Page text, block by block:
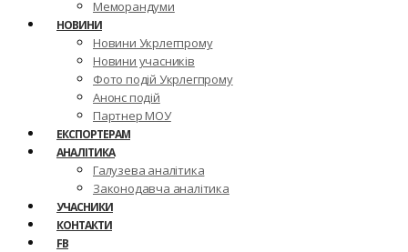
Меморандуми
НОВИНИ
Новини Укрлегпрому
Новини учасників
Фото подій Укрлегпрому
Анонс подій
Партнер МОУ
ЕКСПОРТЕРАМ
АНАЛІТИКА
Галузева аналітика
Законодавча аналітика
УЧАСНИКИ
КОНТАКТИ
FB